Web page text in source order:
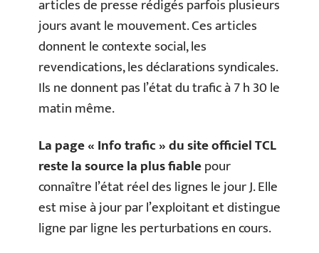
articles de presse rédigés parfois plusieurs
jours avant le mouvement. Ces articles
donnent le contexte social, les
revendications, les déclarations syndicales.
Ils ne donnent pas l’état du trafic à 7 h 30 le
matin même.
La page « Info trafic » du site officiel TCL
reste la source la plus fiablepour
connaître l’état réel des lignes le jour J. Elle
est mise à jour par l’exploitant et distingue
ligne par ligne les perturbations en cours.